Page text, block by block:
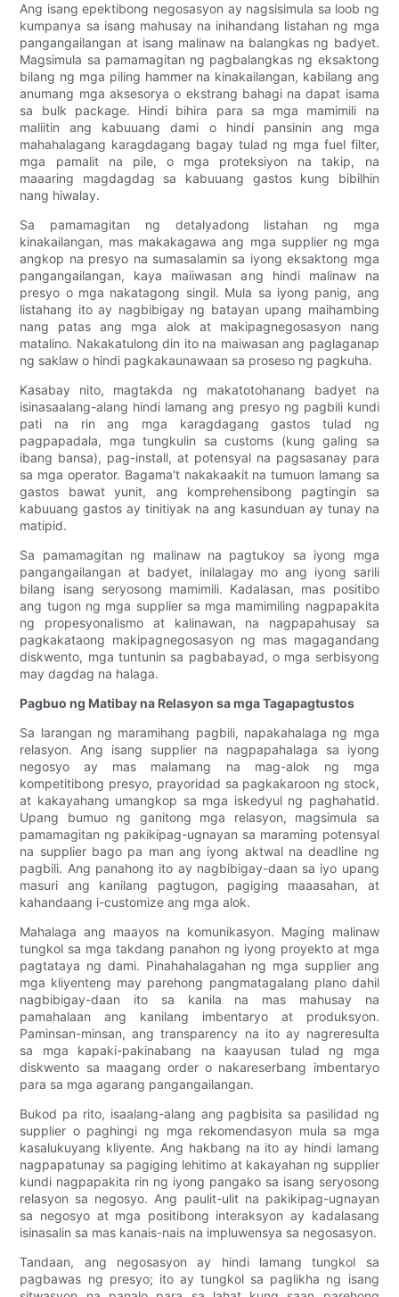
Ang isang epektibong negosasyon ay nagsisimula sa loob ng
kumpanya sa isang mahusay na inihandang listahan ng mga
pangangailangan at isang malinaw na balangkas ng badyet.
Magsimula sa pamamagitan ng pagbalangkas ng eksaktong
bilang ng mga piling hammer na kinakailangan, kabilang ang
anumang mga aksesorya o ekstrang bahagi na dapat isama
sa bulk package. Hindi bihira para sa mga mamimili na
maliitin ang kabuuang dami o hindi pansinin ang mga
mahahalagang karagdagang bagay tulad ng mga fuel filter,
mga pamalit na pile, o mga proteksiyon na takip, na
maaaring magdagdag sa kabuuang gastos kung bibilhin
nang hiwalay.
Sa pamamagitan ng detalyadong listahan ng mga
kinakailangan, mas makakagawa ang mga supplier ng mga
angkop na presyo na sumasalamin sa iyong eksaktong mga
pangangailangan, kaya maiiwasan ang hindi malinaw na
presyo o mga nakatagong singil. Mula sa iyong panig, ang
listahang ito ay nagbibigay ng batayan upang maihambing
nang patas ang mga alok at makipagnegosasyon nang
matalino. Nakakatulong din ito na maiwasan ang paglaganap
ng saklaw o hindi pagkakaunawaan sa proseso ng pagkuha.
Kasabay nito, magtakda ng makatotohanang badyet na
isinasaalang-alang hindi lamang ang presyo ng pagbili kundi
pati na rin ang mga karagdagang gastos tulad ng
pagpapadala, mga tungkulin sa customs (kung galing sa
ibang bansa), pag-install, at potensyal na pagsasanay para
sa mga operator. Bagama't nakakaakit na tumuon lamang sa
gastos bawat yunit, ang komprehensibong pagtingin sa
kabuuang gastos ay tinitiyak na ang kasunduan ay tunay na
matipid.
Sa pamamagitan ng malinaw na pagtukoy sa iyong mga
pangangailangan at badyet, inilalagay mo ang iyong sarili
bilang isang seryosong mamimili. Kadalasan, mas positibo
ang tugon ng mga supplier sa mga mamimiling nagpapakita
ng propesyonalismo at kalinawan, na nagpapahusay sa
pagkakataong makipagnegosasyon ng mas magagandang
diskwento, mga tuntunin sa pagbabayad, o mga serbisyong
may dagdag na halaga.
Pagbuo ng Matibay na Relasyon sa mga Tagapagtustos
Sa larangan ng maramihang pagbili, napakahalaga ng mga
relasyon. Ang isang supplier na nagpapahalaga sa iyong
negosyo ay mas malamang na mag-alok ng mga
kompetitibong presyo, prayoridad sa pagkakaroon ng stock,
at kakayahang umangkop sa mga iskedyul ng paghahatid.
Upang bumuo ng ganitong mga relasyon, magsimula sa
pamamagitan ng pakikipag-ugnayan sa maraming potensyal
na supplier bago pa man ang iyong aktwal na deadline ng
pagbili. Ang panahong ito ay nagbibigay-daan sa iyo upang
masuri ang kanilang pagtugon, pagiging maaasahan, at
kahandaang i-customize ang mga alok.
Mahalaga ang maayos na komunikasyon. Maging malinaw
tungkol sa mga takdang panahon ng iyong proyekto at mga
pagtataya ng dami. Pinahahalagahan ng mga supplier ang
mga kliyenteng may parehong pangmatagalang plano dahil
nagbibigay-daan ito sa kanila na mas mahusay na
pamahalaan ang kanilang imbentaryo at produksyon.
Paminsan-minsan, ang transparency na ito ay nagreresulta
sa mga kapaki-pakinabang na kaayusan tulad ng mga
diskwento sa maagang order o nakareserbang imbentaryo
para sa mga agarang pangangailangan.
Bukod pa rito, isaalang-alang ang pagbisita sa pasilidad ng
supplier o paghingi ng mga rekomendasyon mula sa mga
kasalukuyang kliyente. Ang hakbang na ito ay hindi lamang
nagpapatunay sa pagiging lehitimo at kakayahan ng supplier
kundi nagpapakita rin ng iyong pangako sa isang seryosong
relasyon sa negosyo. Ang paulit-ulit na pakikipag-ugnayan
sa negosyo at mga positibong interaksyon ay kadalasang
isinasalin sa mas kanais-nais na impluwensya sa negosasyon.
Tandaan, ang negosasyon ay hindi lamang tungkol sa
pagbawas ng presyo; ito ay tungkol sa paglikha ng isang